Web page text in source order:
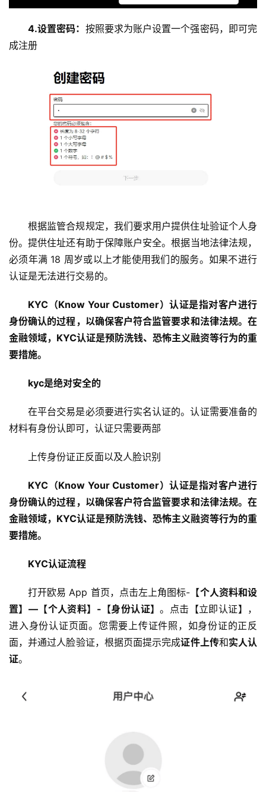
4.设置密码： 按照要求为账户设置一个强密码，即可完
成注册
根据监管合规规定，我们要求用户提供住址验证个人身
份。提供住址还有助于保障账户安全。根据当地法律法规，
必须年满 18 周岁或以上才能使用我们的服务。如果不进行
认证是无法进行交易的。
KYC（Know Your Customer）认证是指对客户进行
身份确认的过程，以确保客户符合监管要求和法律法规。在
金融领域，KYC认证是预防洗钱、恐怖主义融资等行为的重
要措施。
kyc是绝对安全的
在平台交易是必须要进行实名认证的。认证需要准备的
材料有身份认即可，认证只需要两部
上传身份证正反面以及人脸识别
KYC（Know Your Customer）认证是指对客户进行
身份确认的过程，以确保客户符合监管要求和法律法规。在
金融领域，KYC认证是预防洗钱、恐怖主义融资等行为的重
要措施。
KYC认证流程
打开欧易 App 首页，点击左上角图标- 【个人资料和设
置】—【个人资料】-【身份认证】。点击【立即认证】，
进入身份认证页面。您需要上传证件照，如身份证的正反
面，并通过人脸验证，根据页面提示完成证件上传和实人认
证。